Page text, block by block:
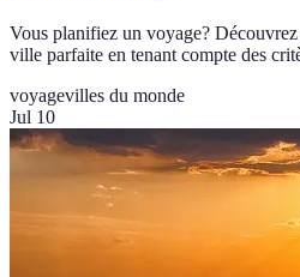
Vous planifiez un voyage?
ville parfaite en tenant compte des
voyagevilles du monde
Jul 10